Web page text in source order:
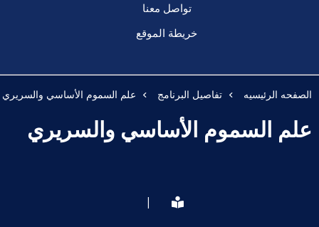
تواصل معنا
خريطة الموقع
الصفحه الرئيسيه تفاصيل البرنامج علم السموم الأساسي والسريري
علم السموم الأساسي والسريري
|